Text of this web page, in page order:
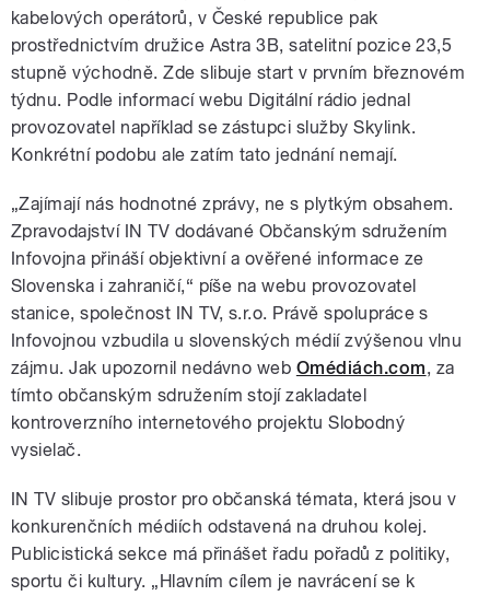
kabelových operátorů, v České republice pak
prostřednictvím družice Astra 3B, satelitní pozice 23,5
stupně východně. Zde slibuje start v prvním březnovém
týdnu. Podle informací webu Digitální rádio jednal
provozovatel například se zástupci služby Skylink.
Konkrétní podobu ale zatím tato jednání nemají.
„Zajímají nás hodnotné zprávy, ne s plytkým obsahem.
Zpravodajství IN TV dodávané Občanským sdružením
Infovojna přináší objektivní a ověřené informace ze
Slovenska i zahraničí,“ píše na webu provozovatel
stanice, společnost IN TV, s.r.o. Právě spolupráce s
Infovojnou vzbudila u slovenských médií zvýšenou vlnu
zájmu. Jak upozornil nedávno web Omédiách.com, za
tímto občanským sdružením stojí zakladatel
kontroverzního internetového projektu Slobodný
vysielač.
IN TV slibuje prostor pro občanská témata, která jsou v
konkurenčních médiích odstavená na druhou kolej.
Publicistická sekce má přinášet řadu pořadů z politiky,
sportu či kultury. „Hlavním cílem je navrácení se k